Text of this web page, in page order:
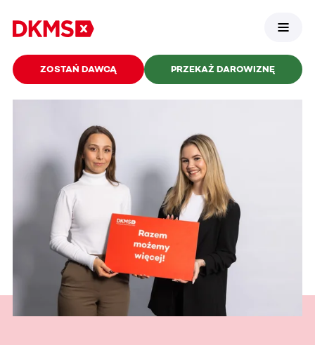
ZOSTAŃ DAWCĄ PRZEKAŻ DAROWIZNĘ